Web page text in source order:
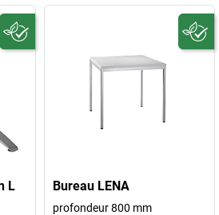
L
Bureau LENA
profondeur 800 mm